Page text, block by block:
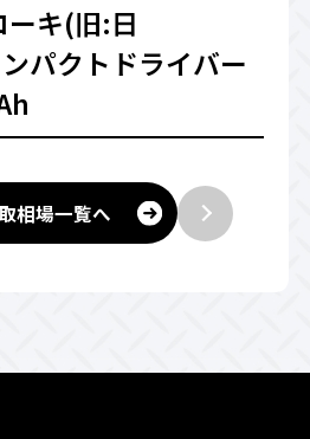
キ(旧:日
パクトドライバー
相場一覧へ